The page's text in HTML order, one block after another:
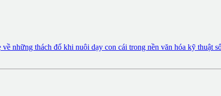
những thách đố khi nuôi dạy con cái trong nền văn hóa kỹ thuật